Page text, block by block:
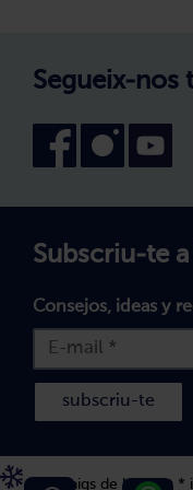
Declaració
Política de Galetes
Segueix-nos
Subscriu-te
Consejos, ideas y
subscriu-te
Els 5 raigs de bofrost *